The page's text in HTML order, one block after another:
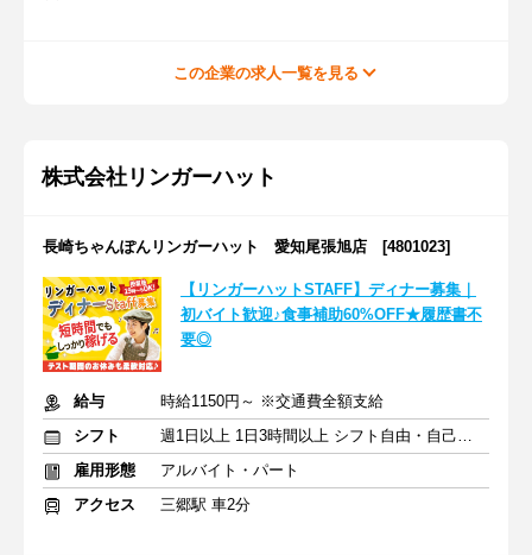
この企業の求人一覧を見る
株式会社リンガーハット
長崎ちゃんぽんリンガーハット 愛知尾張旭店 [4801023]
【リンガーハットSTAFF】ディナー募集｜
初バイト歓迎♪食事補助60%OFF★履歴書不
要◎
給与
時給1150円～ ※交通費全額支給
シフト
週1日以上 1日3時間以上 シフト自由・自己申告
雇用形態
アルバイト・パート
アクセス
三郷駅 車2分